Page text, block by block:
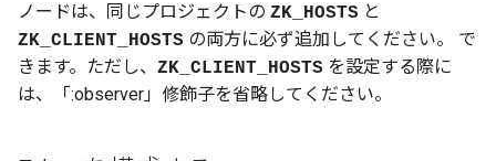
ノードは、同じプロジェクトの ZK_HOSTS と
ZK_CLIENT_HOSTS の両方に必ず追加してください。 で
きます。ただし、 ZK_CLIENT_HOSTS を設定する際に
は、「:observer」修飾子を省略してください。